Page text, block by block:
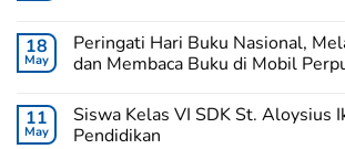
18
May
Peringati Hari Buku Nasional,
dan Membaca Buku di Mobil
11
May
Siswa Kelas VI SDK St. Aloysius
Pendidikan